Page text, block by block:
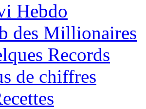
Hebdo
des Millionaires
Records
de chiffres